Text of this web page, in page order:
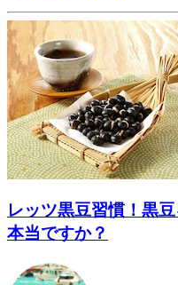
レッツ黒豆習慣！黒
本当ですか？